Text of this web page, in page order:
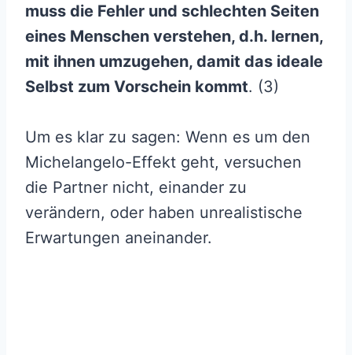
muss die Fehler und schlechten Seiten
eines Menschen verstehen, d.h. lernen,
mit ihnen umzugehen, damit das ideale
Selbst zum Vorschein kommt. (3)
Um es klar zu sagen: Wenn es um den
Michelangelo-Effekt geht, versuchen
die Partner nicht, einander zu
verändern, oder haben unrealistische
Erwartungen aneinander.